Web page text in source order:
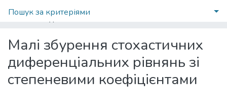
Пошук за критеріями
Малі збурення стохастичних
диференціальних рівнянь зі
степеневими коефіцієнтами